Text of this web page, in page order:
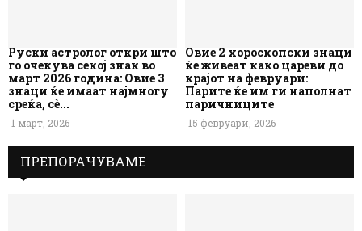
Руски астролог откри што
го очекува секој знак во
март 2026 година: Овие 3
знаци ќе имаат најмногу
среќа, сè...
1 март, 2026
Овие 2 хороскопски знаци
ќе живеат како цареви до
крајот на февруари:
Парите ќе им ги наполнат
паричниците
15 февруари, 2026
ПРЕПОРАЧУВАМЕ